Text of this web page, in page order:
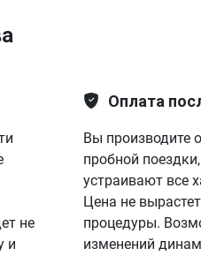
не
и
Оплата
Вы производите
пробной
устраивают все
Цена не
процедуры.
изменений